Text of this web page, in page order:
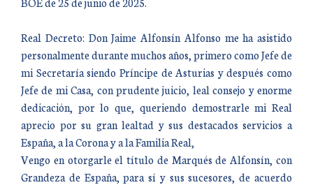
Real Decreto: Don Jaime Alfonsín Alfonso me ha asistido
personalmente durante muchos años, primero como Jefe de
mi Secretaría siendo Príncipe de Asturias y después como
Jefe de mi Casa, con prudente juicio, leal consejo y enorme
dedicación, por lo que, queriendo demostrarle mi Real
aprecio por su gran lealtad y sus destacados servicios a
España, a la Corona y a la Familia Real,
Vengo en otorgarle el título de Marqués de Alfonsín, con
Grandeza de España, para sí y sus sucesores, de acuerdo